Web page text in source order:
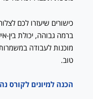
כישורים שיעזרו לכם
ברמה גבוהה, יכולת בין-
מוכנות לעבודה
טוב.
הכנה למיונים לקורס